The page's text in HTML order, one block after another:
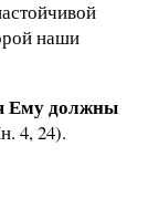
наши
Ему должны
4, 24).